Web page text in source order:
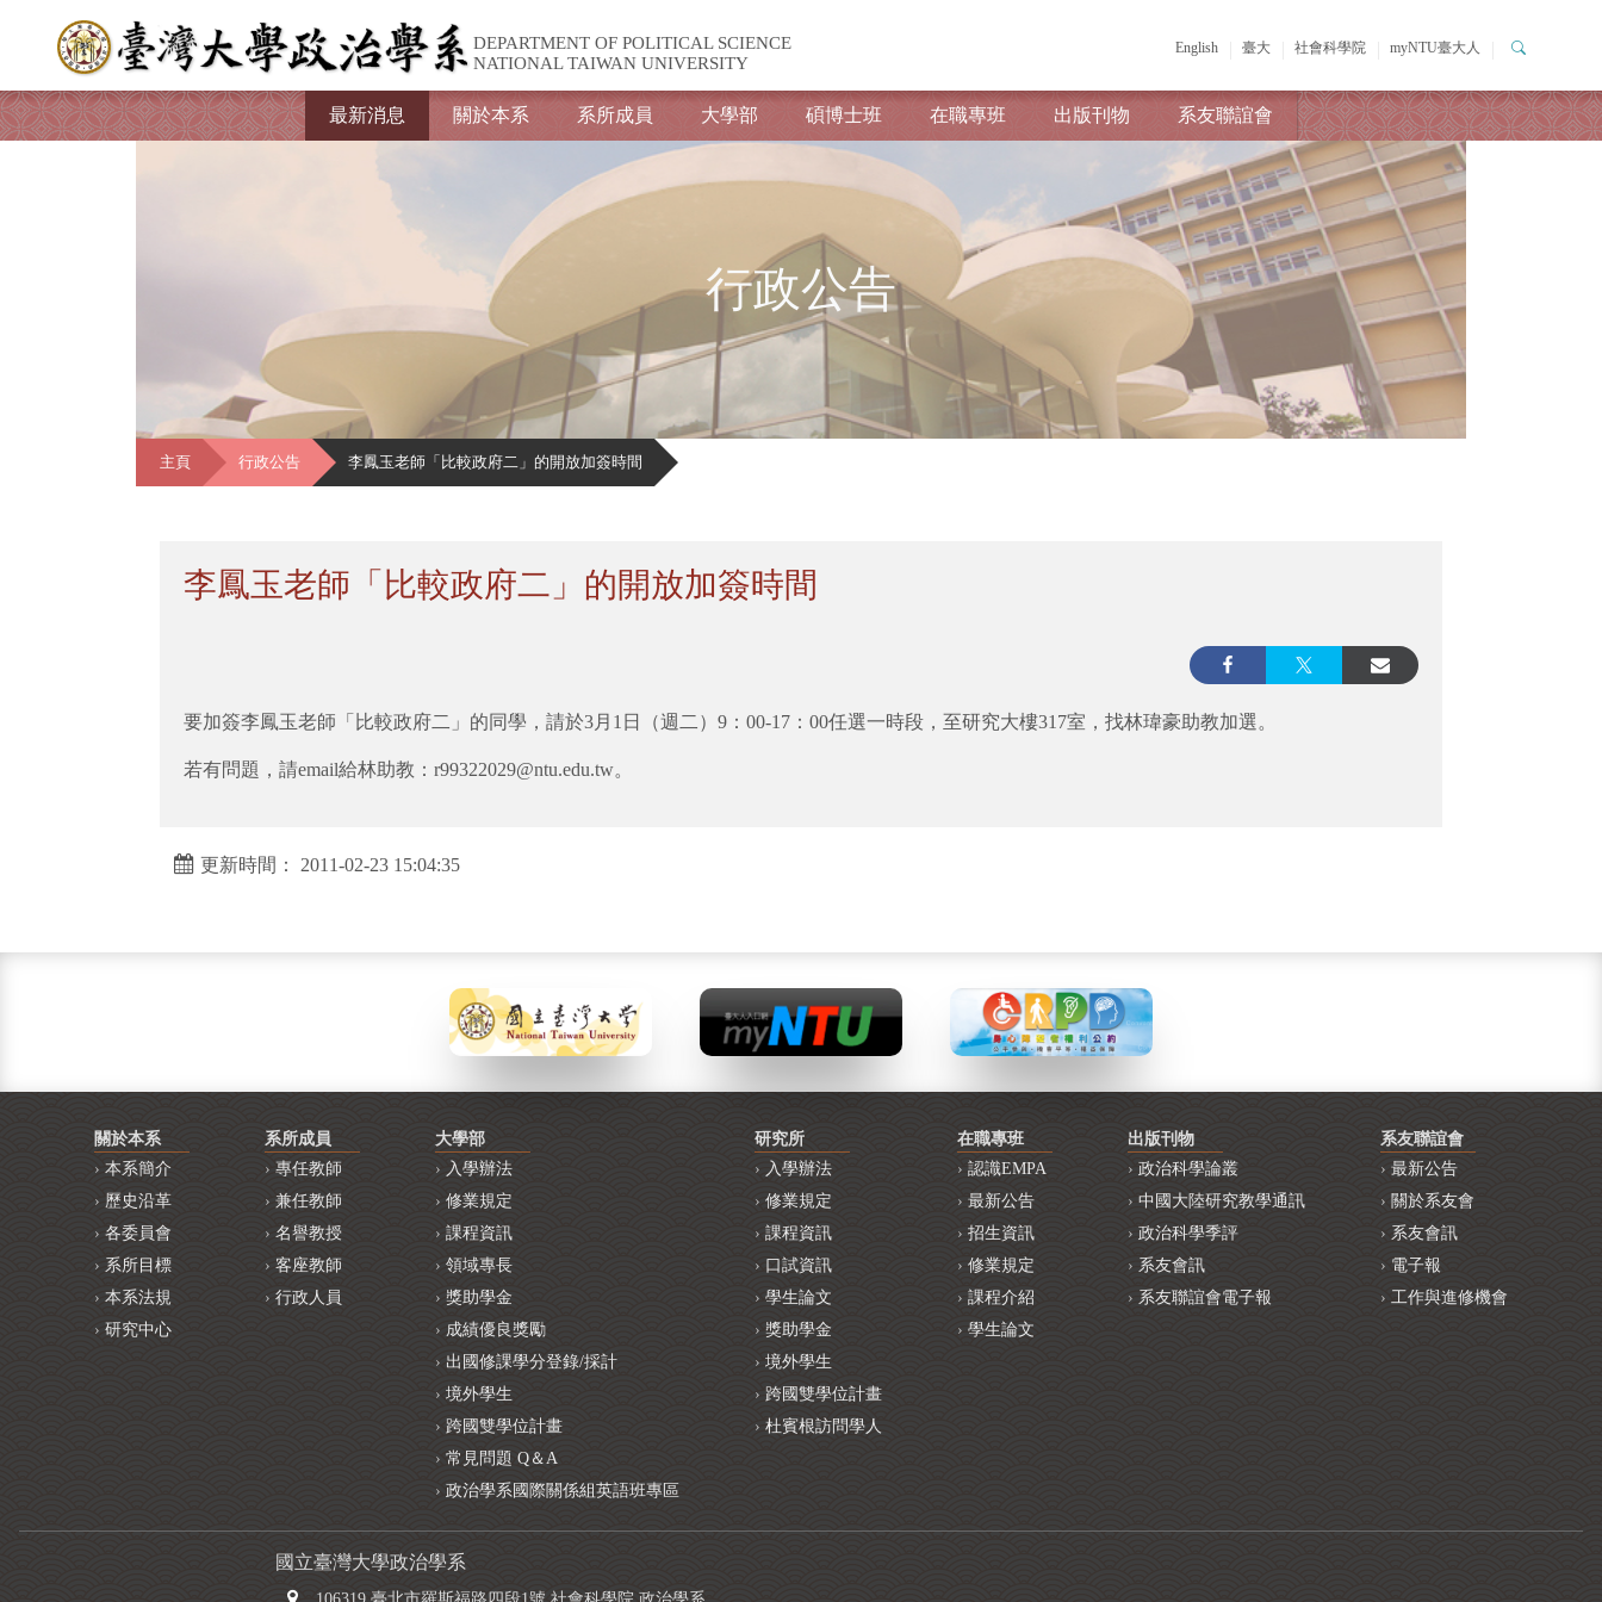
DEPARTMENT OF POLITICAL SCIENCE
NATIONAL TAIWAN UNIVERSITY
English 臺大 社會科學院 myNTU臺大人
最新消息 關於本系 系所成員 大學部 碩博士班 在職專班 出版刊物 系友聯誼會
行政公告
主頁 行政公告 李鳳玉老師「比較政府二」的開放加簽時間
李鳳玉老師「比較政府二」的開放加簽時間
要加簽李鳳玉老師「比較政府二」的同學，請於3月1日（週二）9：00-17：00任選一時段，至研究大樓317室，找林瑋豪助教加選。
若有問題，請email給林助教：r99322029@ntu.edu.tw。
更新時間： 2011-02-23 15:04:35
關於本系
本系簡介
歷史沿革
各委員會
系所目標
本系法規
研究中心
系所成員
專任教師
兼任教師
名譽教授
客座教師
行政人員
大學部
入學辦法
修業規定
課程資訊
領域專長
獎助學金
成績優良獎勵
出國修課學分登錄/採計
境外學生
跨國雙學位計畫
常見問題 Q＆A
政治學系國際關係組英語班專區
研究所
入學辦法
修業規定
課程資訊
口試資訊
學生論文
獎助學金
境外學生
跨國雙學位計畫
杜賓根訪問學人
在職專班
認識EMPA
最新公告
招生資訊
修業規定
課程介紹
學生論文
出版刊物
政治科學論叢
中國大陸研究教學通訊
政治科學季評
系友會訊
系友聯誼會電子報
系友聯誼會
最新公告
關於系友會
系友會訊
電子報
工作與進修機會
國立臺灣大學政治學系